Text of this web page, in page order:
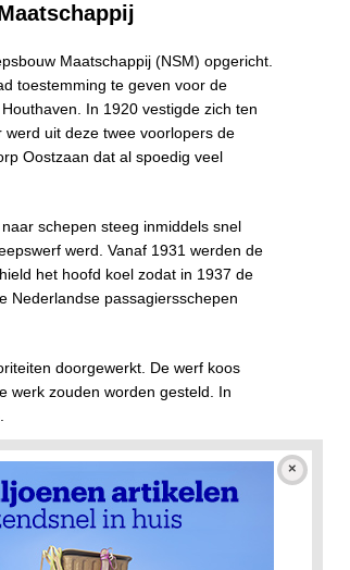
Maatschappij (NSM) opgericht.
toestemming te geven voor de
In 1920 vestigde zich ten
uit deze twee voorlopers de
Oostzaan dat al spoedig veel
schepen steeg inmiddels snel
werd. Vanaf 1931 werden de
het hoofd koel zodat in 1937 de
Nederlandse passagiersschepen
doorgewerkt. De werf koos
werk zouden worden gesteld. In
Maatschappij v.o.f.
De NDSM diende als paraplu
2 kilometer IJ-oever en 90
zich tot een moderne werf; er